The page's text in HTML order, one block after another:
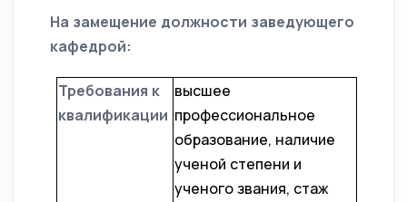
На замещение должности заведующего
кафедрой:
Требования к
квалификации
высшее
профессиональное
образование, наличие
ученой степени и
ученого звания, стаж